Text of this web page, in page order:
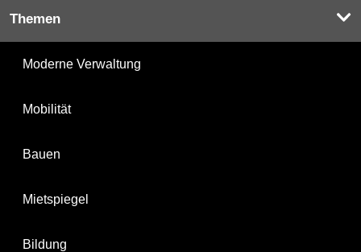
Themen
Moderne Verwaltung
Mobilität
Bauen
Mietspiegel
Bildung